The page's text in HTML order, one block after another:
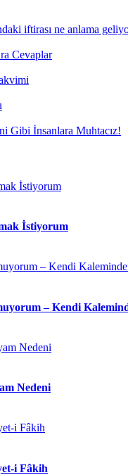
iftirası ne anlama
Cevaplar
Gibi İnsanlara Muhtacız!
İstiyorum
– Kendi
Nedeni
i Fâkih